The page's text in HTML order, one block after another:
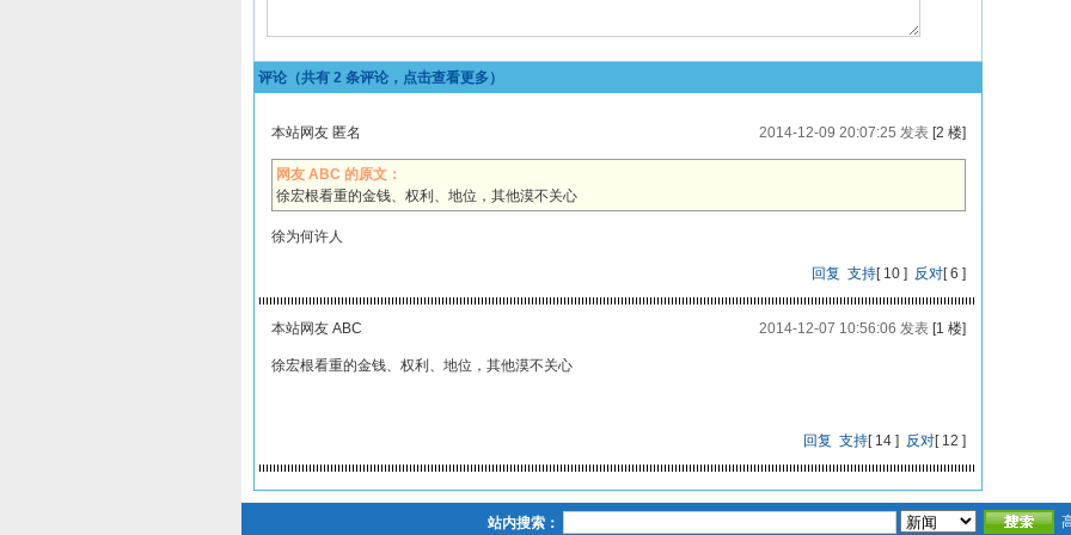
评论（共有 2 条评论，点击查看更多）
本站网友 匿名 2014-12-09 20:07:25 发表[2 楼]
网友 ABC 的原文：
徐宏根看重的金钱、权利、地位，其他漠不关心
徐为何许人
回复 支持[10 ] 反对[6 ]
本站网友 ABC 2014-12-07 10:56:06 发表[1 楼]
徐宏根看重的金钱、权利、地位，其他漠不关心
回复 支持[14 ] 反对[12 ]
站内搜索：